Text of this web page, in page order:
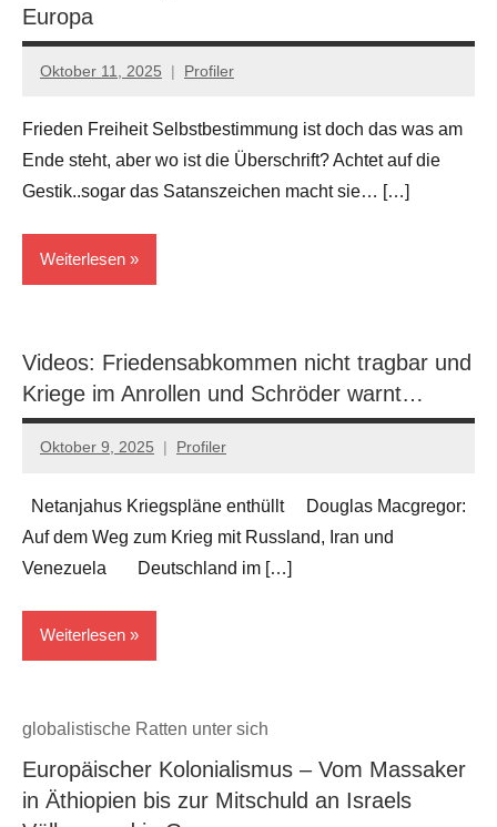
Europa
Oktober 11, 2025 Profiler
Keine
Frieden Freiheit Selbstbestimmung ist doch das was am
Ende steht, aber wo ist die Überschrift? Achtet auf die
Gestik..sogar das Satanszeichen macht sie… […]
Weiterlesen
Videos: Friedensabkommen nicht tragbar und
Kriege im Anrollen und Schröder warnt…
Oktober 9, 2025 Profiler
Keine
Netanjahus Kriegspläne enthüllt Douglas Macgregor:
Auf dem Weg zum Krieg mit Russland, Iran und
Venezuela Deutschland im […]
Weiterlesen
globalistische Ratten unter sich
Europäischer Kolonialismus – Vom Massaker
in Äthiopien bis zur Mitschuld an Israels